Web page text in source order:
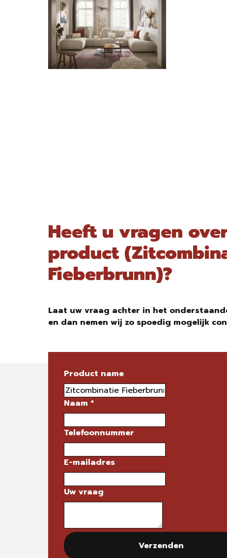
Heeft u vragen
product
Fieberbrunn)?
Laat uw vraag achter in het
en dan nemen wij zo spoedig mogelijk
Product name
Naam *
Telefoonnummer
E-mailadres
Uw vraag
Verzenden